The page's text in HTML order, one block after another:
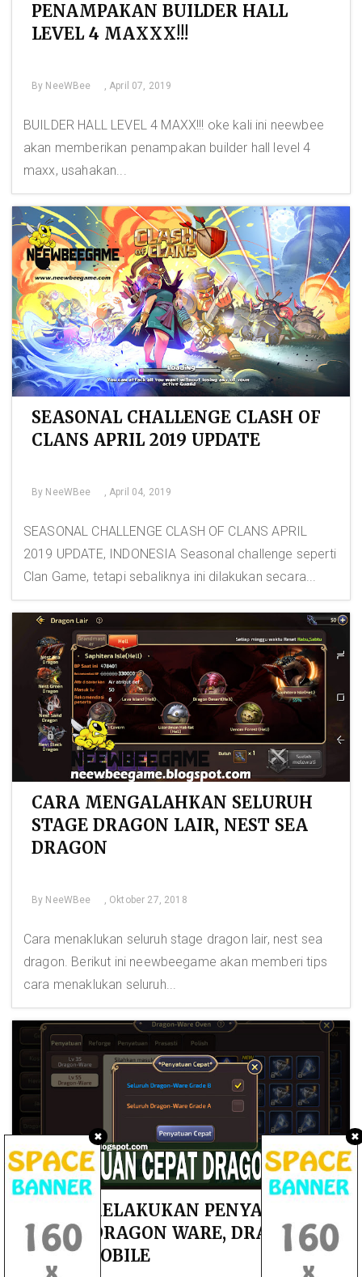
✖ ✖
PENAMPAKAN BUILDER HALL
LEVEL 4 MAXXX!!!
By NeeWBee , April 07, 2019
BUILDER HALL LEVEL 4 MAXX!!! oke kali ini neewbee
akan memberikan penampakan builder hall level 4
maxx, usahakan...
SEASONAL CHALLENGE CLASH OF
CLANS APRIL 2019 UPDATE
By NeeWBee , April 04, 2019
SEASONAL CHALLENGE CLASH OF CLANS APRIL
2019 UPDATE, INDONESIA Seasonal challenge seperti
Clan Game, tetapi sebaliknya ini dilakukan secara...
CARA MENGALAHKAN SELURUH
STAGE DRAGON LAIR, NEST SEA
DRAGON
By NeeWBee , Oktober 27, 2018
Cara menaklukan seluruh stage dragon lair, nest sea
dragon. Berikut ini neewbeegame akan memberi tips
cara menaklukan seluruh...
CARA MELAKUKAN PENYATUAN
CEPAT DRAGON WARE, DRAGON
NEST MOBILE